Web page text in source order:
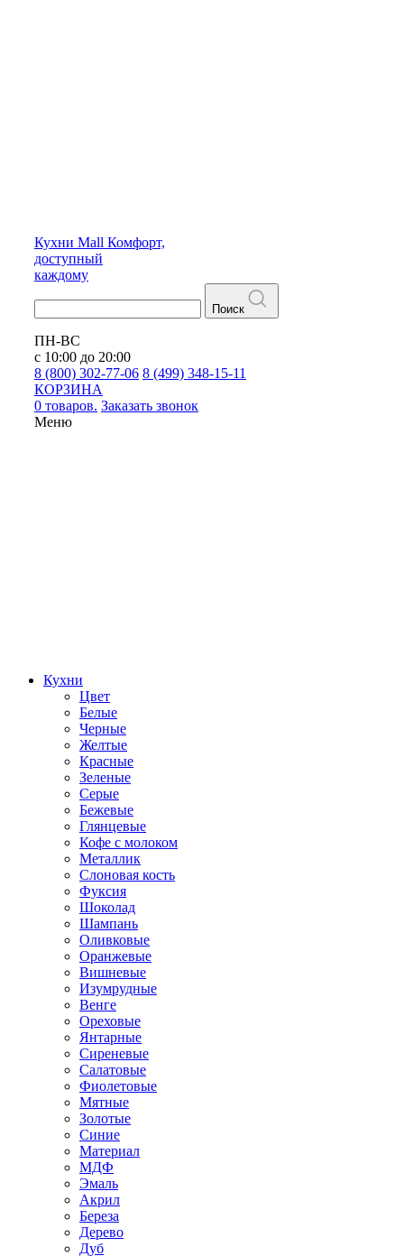
Кухни Mall Комфорт,
доступный
каждому
Поиск
ПН-ВС
с 10:00 до 20:00
8 (800) 302-77-06 8 (499) 348-15-11
КОРЗИНА
0 товаров. Заказать звонок
Меню
Кухни
Цвет
Белые
Черные
Желтые
Красные
Зеленые
Серые
Бежевые
Глянцевые
Кофе с молоком
Металлик
Слоновая кость
Фуксия
Шоколад
Шампань
Оливковые
Оранжевые
Вишневые
Изумрудные
Венге
Ореховые
Янтарные
Сиреневые
Салатовые
Фиолетовые
Мятные
Золотые
Синие
Материал
МДФ
Эмаль
Акрил
Береза
Дерево
Дуб